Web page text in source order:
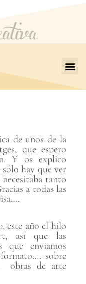
de unos de la
que espero
Y os explico
sólo hay que ver
tanto
a todas las
este año el hilo
así que las
que enviamos
formato…. sobre
obras de arte